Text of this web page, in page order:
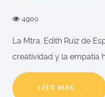
4900
La Mtra. Edith Ruiz de
creatividad y la empatía
LEER MÁS...